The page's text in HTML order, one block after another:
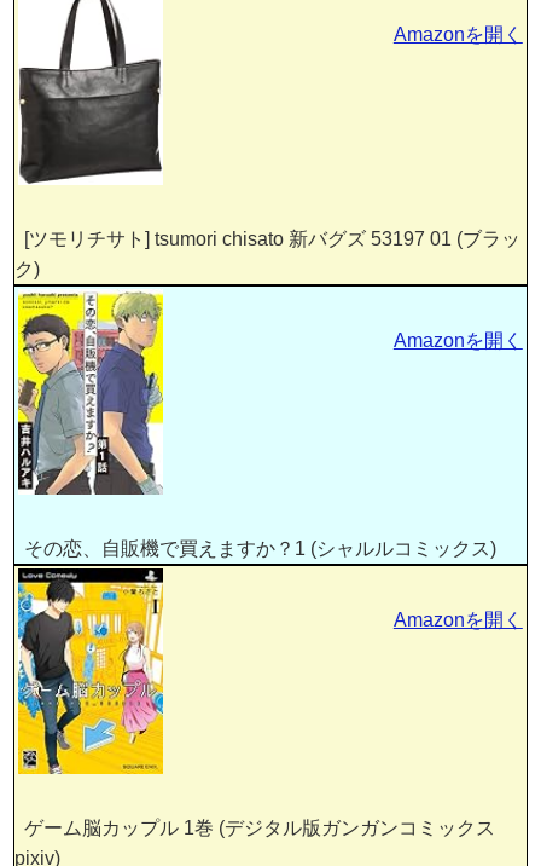
[ツモリチサト] tsumori chisato 新バグズ 53197 01 (ブラッ
ク)
Amazonを開く
その恋、自販機で買えますか？1 (シャルルコミックス)
Amazonを開く
ゲーム脳カップル 1巻 (デジタル版ガンガンコミックス
pixiv)
Amazonを開く